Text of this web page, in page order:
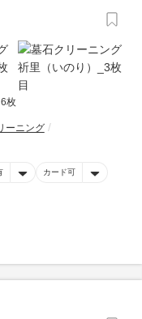
6枚
ーニング
カード可